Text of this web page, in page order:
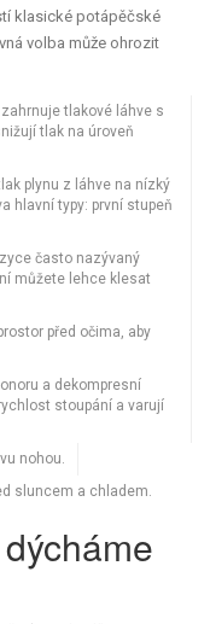
klasické potápěčské
volba může ohrozit
tlakové láhve s
tlak na úroveň
plynu z láhve na nízký
hlavní typy: první stupeň
často nazývaný
můžete lehce klesat
před očima, aby
a dekompresní
stoupání a varují
nohou.
sluncem a chladem.